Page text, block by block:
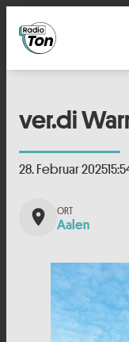
ver.di
28. Februar 2025
place Aalen